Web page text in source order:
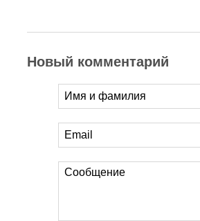
Новый комментарий